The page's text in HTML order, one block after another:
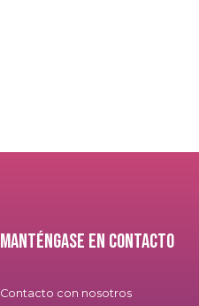
Manténgase en contacto
Contacto con nosotros